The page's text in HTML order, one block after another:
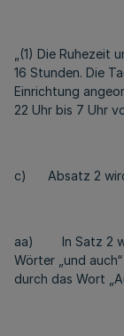
„(1) Die
16 Stunden. Die
Einrichtung
22 Uhr bis 7 Uhr
c) Absatz 2
aa) In Satz 2
Wörter „und
durch das Wort